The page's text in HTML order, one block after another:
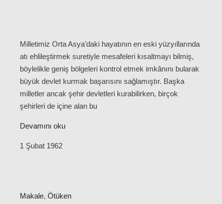
Milletimiz Orta Asya’daki hayatının en eski yüzyıllarında
atı ehlileştirmek suretiyle mesafeleri kısaltmayı bilmiş,
böylelikle geniş bölgeleri kontrol etmek imkânını bularak
büyük devlet kurmak başarısını sağlamıştır. Başka
milletler ancak şehir devletleri kurabilirken, birçok
şehirleri de içine alan bu
Devamını oku
1 Şubat 1962
Makale, Ötüken